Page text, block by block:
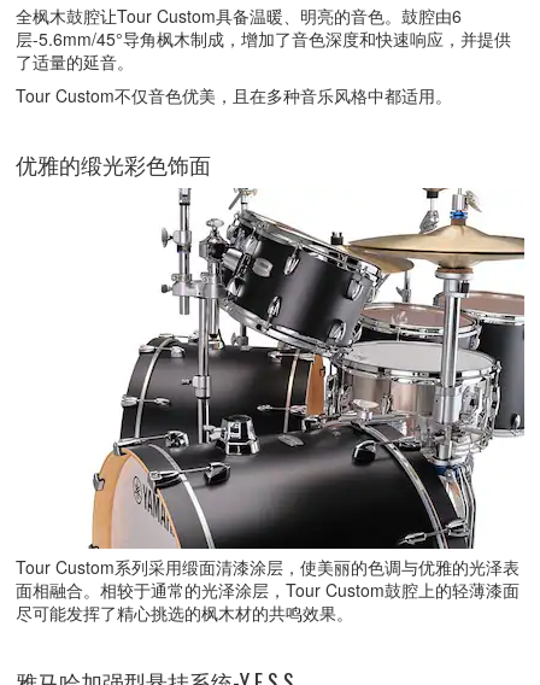
全枫木鼓腔让Tour Custom具备温暖、明亮的音色。鼓腔由6
层-5.6mm/45°导角枫木制成，增加了音色深度和快速响应，并提供
了适量的延音。
Tour Custom不仅音色优美，且在多种音乐风格中都适用。
优雅的缎光彩色饰面
Tour Custom系列采用缎面清漆涂层，使美丽的色调与优雅的光泽表
面相融合。相较于通常的光泽涂层，Tour Custom鼓腔上的轻薄漆面
尽可能发挥了精心挑选的枫木材的共鸣效果。